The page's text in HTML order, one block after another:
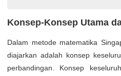
Konsep-Konsep Utama
Dalam metode matematika
diajarkan adalah konsep
perbandingan. Konsep